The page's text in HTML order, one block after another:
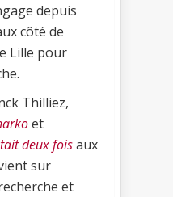
depuis
côté de
Lille pour
Thilliez,
et
deux foisaux
sur
et